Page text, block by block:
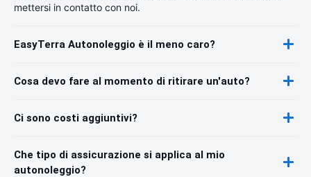
mettersi in contatto con noi.
EasyTerra Autonoleggio è il meno caro?
Cosa devo fare al momento di ritirare un'auto?
Ci sono costi aggiuntivi?
Che tipo di assicurazione si applica al mio
autonoleggio?